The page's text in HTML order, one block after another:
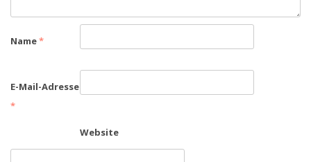
Name*
E-Mail-Adresse
*
Website